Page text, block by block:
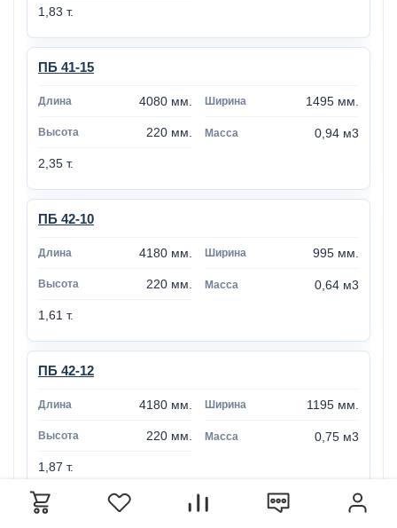
1,83 т.
ПБ 41-15
4080 мм. 1495 мм.
220 мм. 0,94 м3
2,35 т.
ПБ 42-10
4180 мм. 995 мм.
220 мм. 0,64 м3
1,61 т.
ПБ 42-12
4180 мм. 1195 мм.
220 мм. 0,75 м3
1,87 т.